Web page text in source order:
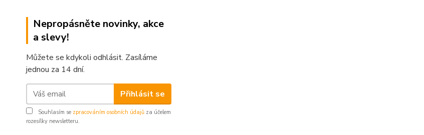
Nepropásněte novinky, akce
a slevy!
Můžete se kdykoli odhlásit. Zasíláme
jednou za 14 dní.
Přihlásit se
Souhlasím se zpracováním osobních údajů za účelem
rozesílky newsletteru.